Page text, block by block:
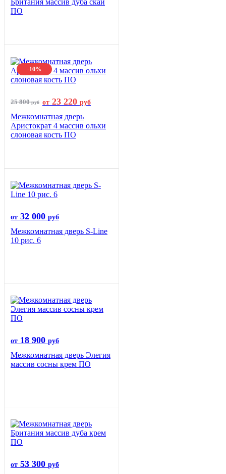
Британия массив дуба скай
ПО
-10%
25 800руб от 23 220 руб
Межкомнатная дверь
Аристократ 4 массив ольхи
слоновая кость ПО
от 32 000 руб
Межкомнатная дверь S-Line
10 рис. 6
от 18 900 руб
Межкомнатная дверь Элегия
массив сосны крем ПО
от 53 300 руб